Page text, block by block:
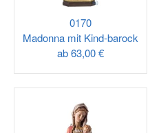
0170
Madonna mit Kind-barock
ab63,00 €